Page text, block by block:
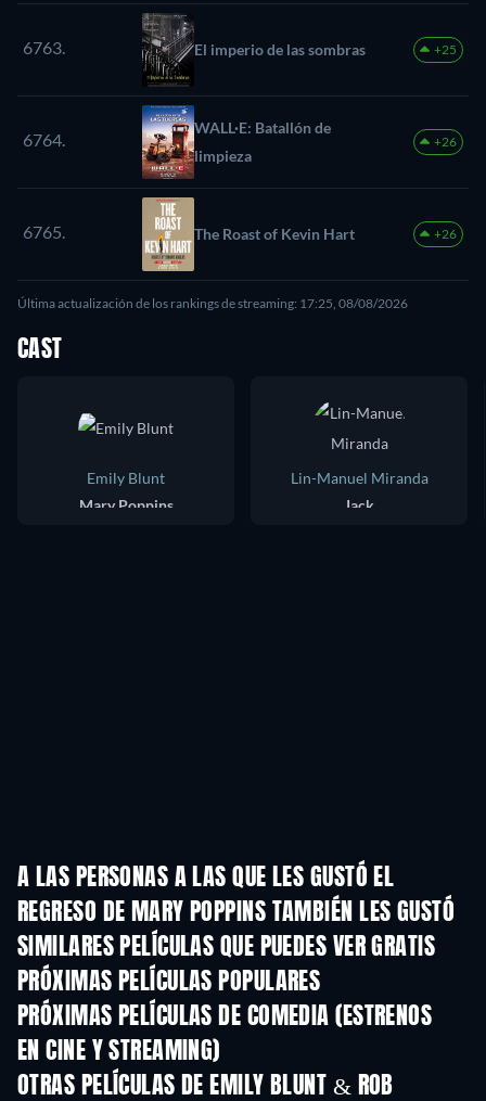
6763. El imperio de las sombras +25
6764.
WALL·E: Batallón de
limpieza
+26
6765. The Roast of Kevin Hart +26
Última actualización de los rankings de streaming: 17:25, 08/08/2026
CAST
Emily Blunt
Mary Poppins
Lin-Manuel Miranda
Jack
A LAS PERSONAS A LAS QUE LES GUSTÓ EL
REGRESO DE MARY POPPINS TAMBIÉN LES GUSTÓ
SIMILARES PELÍCULAS QUE PUEDES VER GRATIS
PRÓXIMAS PELÍCULAS POPULARES
PRÓXIMAS PELÍCULAS DE COMEDIA (ESTRENOS
EN CINE Y STREAMING)
OTRAS PELÍCULAS DE EMILY BLUNT & ROB